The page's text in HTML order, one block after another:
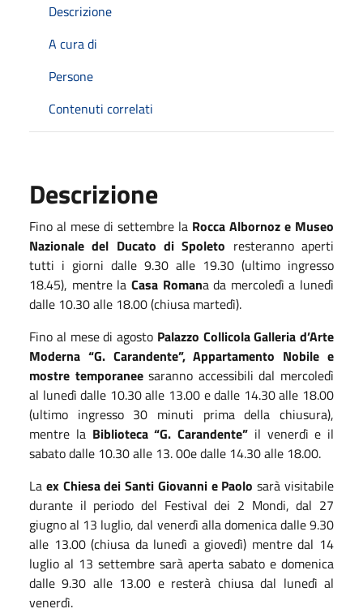
Descrizione
A cura di
Persone
Contenuti correlati
Descrizione
Fino al mese di settembre la Rocca Albornoz e Museo
Nazionale del Ducato di Spoleto resteranno aperti
tutti i giorni dalle 9.30 alle 19.30 (ultimo ingresso
18.45), mentre la Casa Romanada mercoledì a lunedì
dalle 10.30alle 18.00(chiusa martedì).
Fino al mese di agosto Palazzo Collicola Galleria d’Arte
Moderna “G. Carandente”, Appartamento Nobile e
mostre temporanee saranno accessibilidal mercoledì
al lunedìdalle 10.30alle 13.00 e dalle 14.30alle 18.00
(ultimo ingresso 30 minuti prima della chiusura),
mentre la Biblioteca “G. Carandente” il venerdì e il
sabatodalle 10.30alle 13. 00e dalle 14.30alle 18.00.
La ex Chiesa dei Santi Giovanni e Paolo sarà visitabile
durante il periodo del Festival dei 2 Mondi, dal 27
giugnoal 13 luglio, dal venerdì alla domenicadalle9.30
alle 13.00(chiusa da lunedì a giovedì) mentre dal 14
luglio al 13 settembre sarà aperta sabato e domenica
dalle9.30 alle 13.00 e resterà chiusadal lunedì al
venerdì.